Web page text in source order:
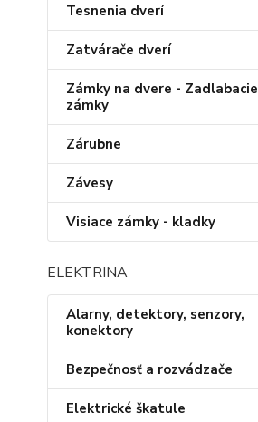
Tesnenia dverí
Zatvárače dverí
Zámky na dvere - Zadlabacie
zámky
Zárubne
Závesy
Visiace zámky - kladky
ELEKTRINA
Alarny, detektory, senzory,
konektory
Bezpečnosť a rozvádzače
Elektrické škatule